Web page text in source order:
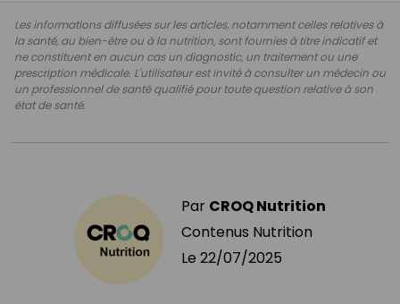
Les informations diffusées sur les articles, notamment celles relatives à
la santé, au bien-être ou à la nutrition, sont fournies à titre indicatif et
ne constituent en aucun cas un diagnostic, un traitement ou une
prescription médicale. L'utilisateur est invité à consulter un médecin ou
un professionnel de santé qualifié pour toute question relative à son
état de santé.
Par CROQ Nutrition
Contenus Nutrition
Le 22/07/2025